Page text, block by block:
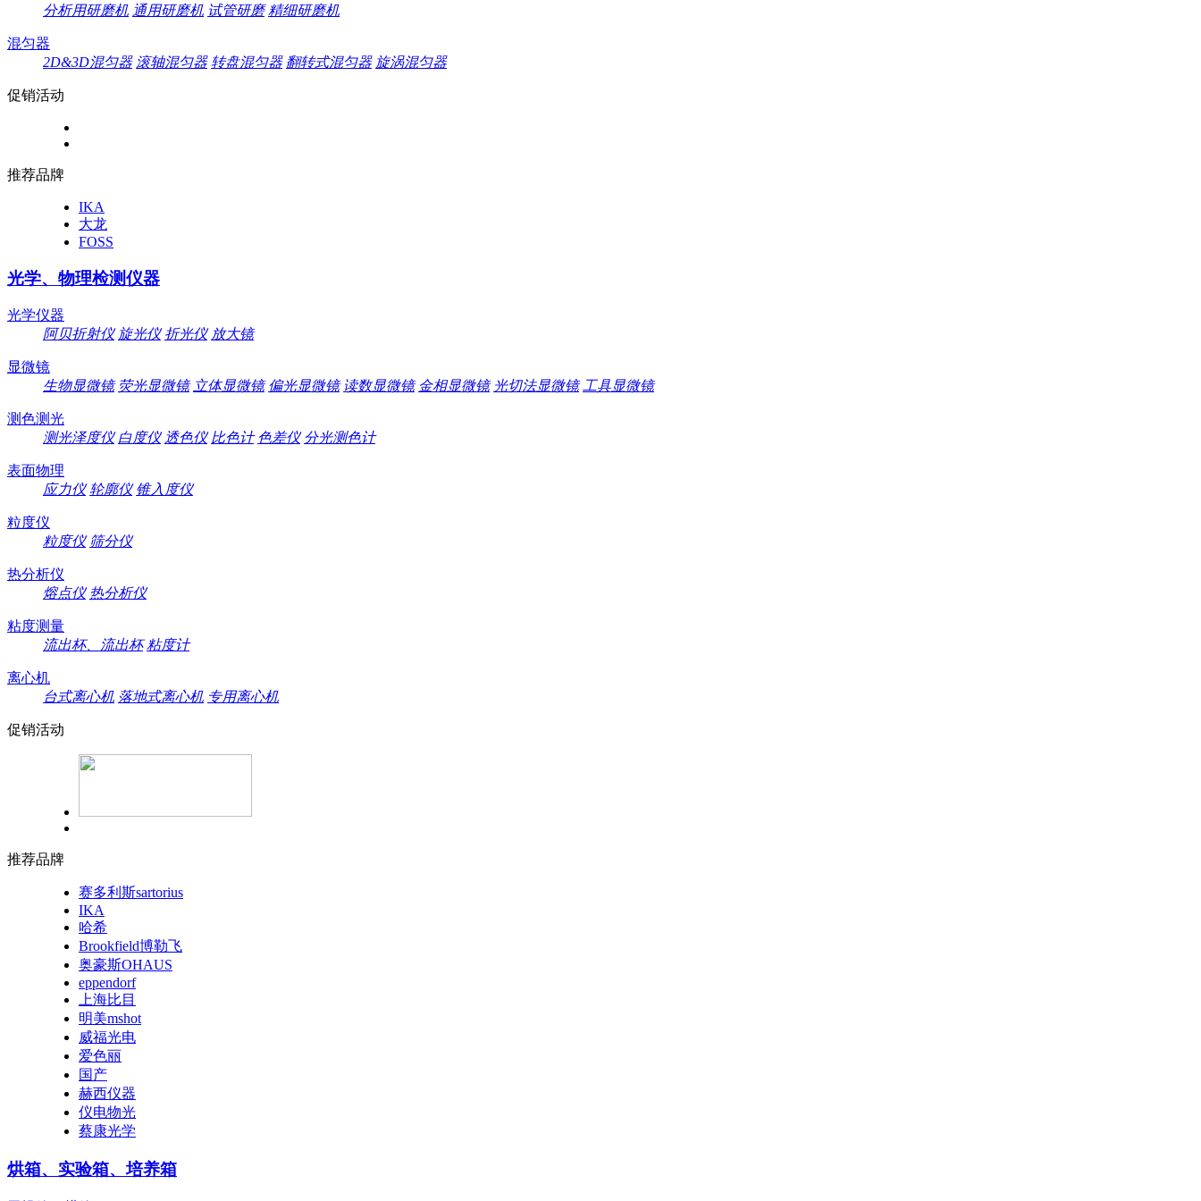
分析用研磨机 通用研磨机 试管研磨 精细研磨机
混匀器
2D&3D混匀器 滚轴混匀器 转盘混匀器 翻转式混匀器 旋涡混匀器
促销活动
推荐品牌
IKA
大龙
FOSS
光学、物理检测仪器
光学仪器
阿贝折射仪 旋光仪 折光仪 放大镜
显微镜
生物显微镜 荧光显微镜 立体显微镜 偏光显微镜 读数显微镜 金相显微镜 光切法显微镜 工具显微镜
测色测光
测光泽度仪 白度仪 透色仪 比色计 色差仪 分光测色计
表面物理
应力仪 轮廓仪 锥入度仪
粒度仪
粒度仪 筛分仪
热分析仪
熔点仪 热分析仪
粘度测量
流出杯、流出杯 粘度计
离心机
台式离心机 落地式离心机 专用离心机
促销活动
推荐品牌
赛多利斯sartorius
IKA
哈希
Brookfield博勒飞
奥豪斯OHAUS
eppendorf
上海比目
明美mshot
威福光电
爱色丽
国产
赫西仪器
仪电物光
蔡康光学
烘箱、实验箱、培养箱